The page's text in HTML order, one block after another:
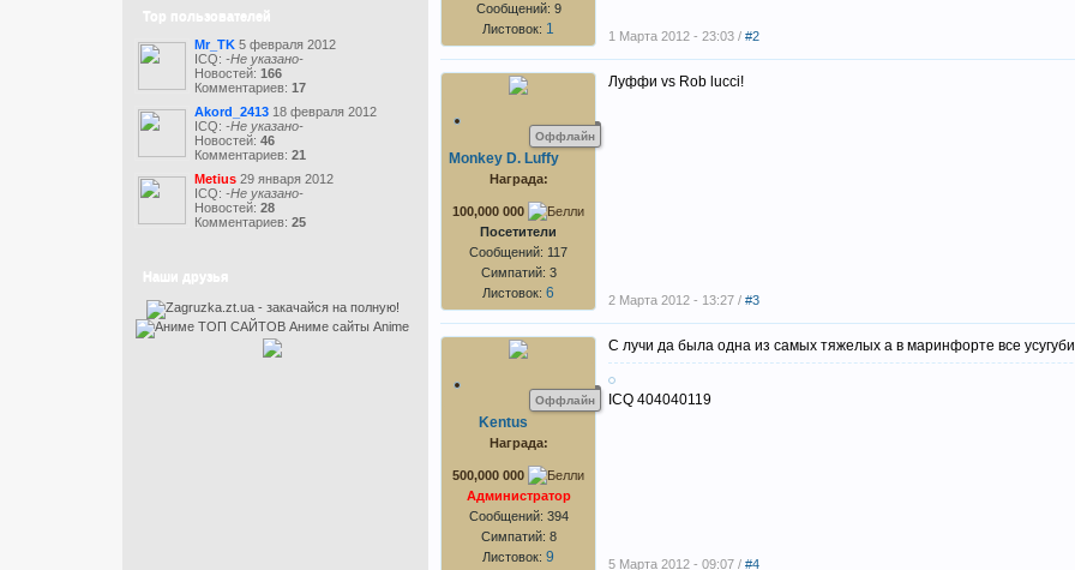
Top пользователей
Mr_TK 5 февраля 2012
ICQ: -Не указано-
Новостей: 166
Комментариев: 17
Akord_2413 18 февраля 2012
ICQ: -Не указано-
Новостей: 46
Комментариев: 21
Metius 29 января 2012
ICQ: -Не указано-
Новостей: 28
Комментариев: 25
Наши друзья
Сообщений: 9
Листовок: 1 1 Марта 2012 - 23:03 / #2
Оффлайн
Monkey D. Luffy
Награда:
100,000 000
Посетители
Сообщений: 117
Симпатий: 3
Листовок: 6
Луффи vs Rob lucci!
2 Марта 2012 - 13:27 / #3
Оффлайн
Kentus
Награда:
500,000 000
Администратор
Сообщений: 394
Симпатий: 8
Листовок: 9
С лучи да была одна из самых тяжелых а в маринфорте все
ICQ 404040119
5 Марта 2012 - 09:07 / #4